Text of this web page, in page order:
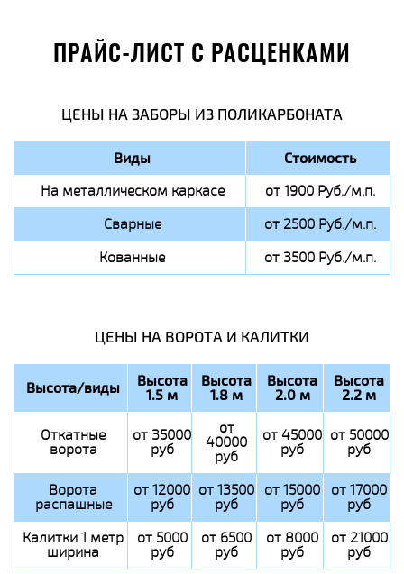
ПРАЙС-ЛИСТ С РАСЦЕНКАМИ
ЦЕНЫ НА ЗАБОРЫ ИЗ ПОЛИКАРБОНАТА
Виды Стоимость
На металлическом каркасе
от 1900 Руб./м.п.
Сварные
от 2500 Руб./м.п.
Кованные
от 3500 Руб./м.п.
ЦЕНЫ НА ВОРОТА И КАЛИТКИ
Высота/виды Высота
1.5 м
Высота
1.8 м
Высота
2.0 м
Высота
2.2 м
Откатные
ворота
от 35000
руб
от
40000
руб
от 45000
руб
от 50000
руб
Ворота
распашные
от 12000
руб
от 13500
руб
от 15000
руб
от 17000
руб
Калитки 1 метр
ширина
от 5000
руб
от 6500
руб
от 8000
руб
от 21000
руб